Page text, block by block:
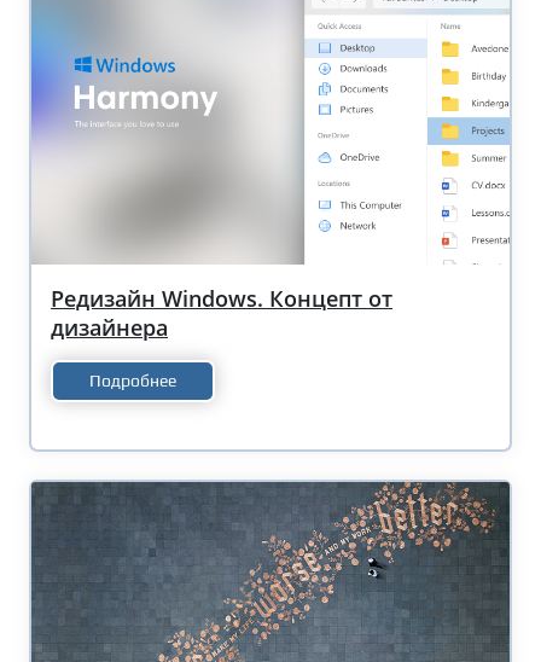
Редизайн Windows. Концепт от
дизайнера
Подробнее